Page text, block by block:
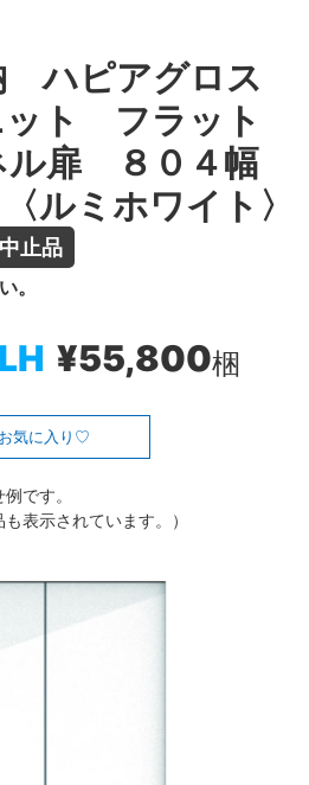
ハピアグロス
ト フラット
ル扉 ８０４幅
ルミホワイト〉
止品
。
¥55,800梱
お気に入り
です。
表示されています。）